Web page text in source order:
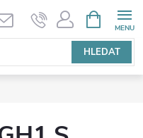
HLEDAT
NÁKUPNÍ
KOŠÍK